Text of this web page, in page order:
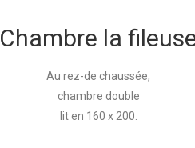
Chambre la
Au rez-de chaussée,
chambre double
lit en 160 x 200.